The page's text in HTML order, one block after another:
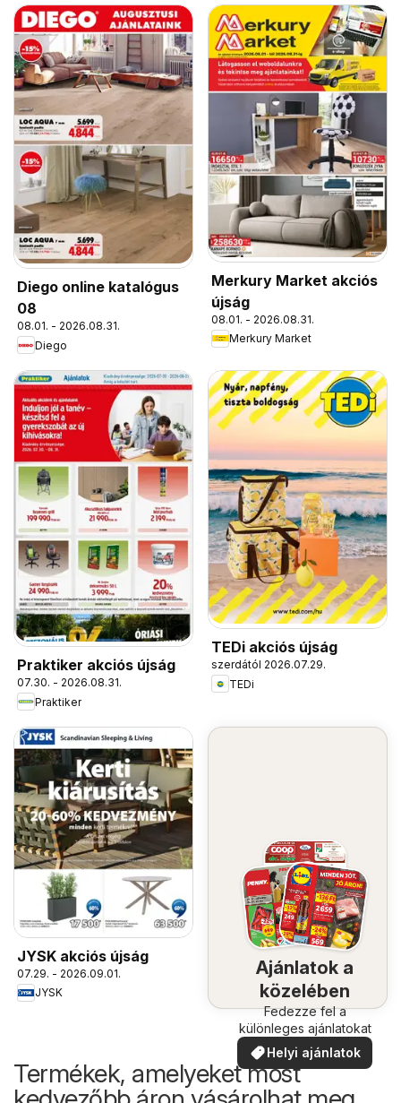
Diego online katalógus
08
08.01. - 2026.08.31.
Diego
Merkury Market akciós
újság
08.01. - 2026.08.31.
Merkury Market
Praktiker akciós újság
07.30. - 2026.08.31.
Praktiker
TEDi akciós újság
szerdától 2026.07.29.
TEDi
JYSK akciós újság
07.29. - 2026.09.01.
JYSK
Ajánlatok a
közelében
Fedezze fel a
különleges ajánlatokat
Helyi ajánlatok
Termékek, amelyeket most